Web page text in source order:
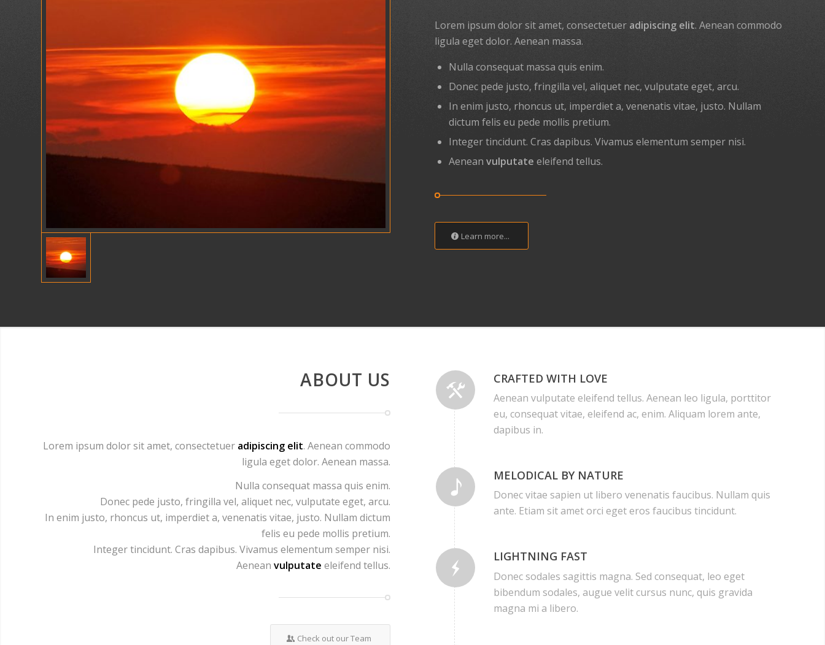
Lorem ipsum dolor sit amet, consectetuer adipiscing elit. Aenean commodo
ligula eget dolor. Aenean massa.
Nulla consequat massa quis enim.
Donec pede justo, fringilla vel, aliquet nec, vulputate eget, arcu.
In enim justo, rhoncus ut, imperdiet a, venenatis vitae, justo. Nullam
dictum felis eu pede mollis pretium.
Integer tincidunt. Cras dapibus. Vivamus elementum semper nisi.
Aeneanvulputate eleifend tellus.
Learn more...
ABOUT US
Lorem ipsum dolor sit amet, consectetuer adipiscing elit. Aenean commodo
ligula eget dolor. Aenean massa.
Nulla consequat massa quis enim.
Donec pede justo, fringilla vel, aliquet nec, vulputate eget, arcu.
In enim justo, rhoncus ut, imperdiet a, venenatis vitae, justo. Nullam dictum
felis eu pede mollis pretium.
Integer tincidunt. Cras dapibus. Vivamus elementum semper nisi.
Aenean vulputate eleifend tellus.
Check out our Team
CRAFTED WITH LOVE
Aenean vulputate eleifend tellus. Aenean leo ligula, porttitor
eu, consequat vitae, eleifend ac, enim. Aliquam lorem ante,
dapibus in.
MELODICAL BY NATURE
Donec vitae sapien ut libero venenatis faucibus. Nullam quis
ante. Etiam sit amet orci eget eros faucibus tincidunt.
LIGHTNING FAST
Donec sodales sagittis magna. Sed consequat, leo eget
bibendum sodales, augue velit cursus nunc, quis gravida
magna mi a libero.